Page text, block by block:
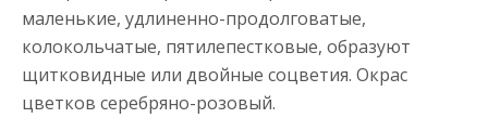
маленькие, удлиненно-продолговатые,
колокольчатые, пятилепестковые, образуют
щитковидные или двойные соцветия. Окрас
цветков серебряно-розовый.